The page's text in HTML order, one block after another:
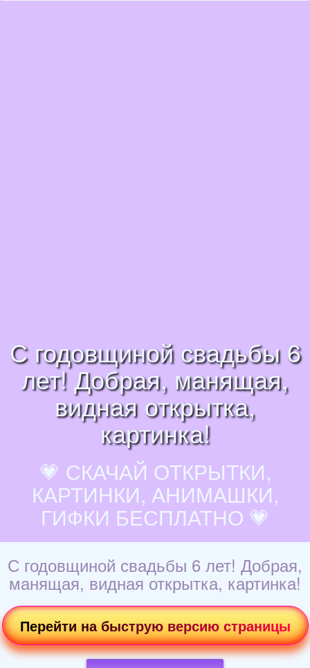
С годовщиной свадьбы 6
лет! Добрая, манящая,
видная открытка,
картинка!
💗 СКАЧАЙ ОТКРЫТКИ,
КАРТИНКИ, АНИМАШКИ,
ГИФКИ БЕСПЛАТНО 💗
С годовщиной свадьбы 6 лет! Добрая,
манящая, видная открытка, картинка!
Перейти на быструю версию страницы